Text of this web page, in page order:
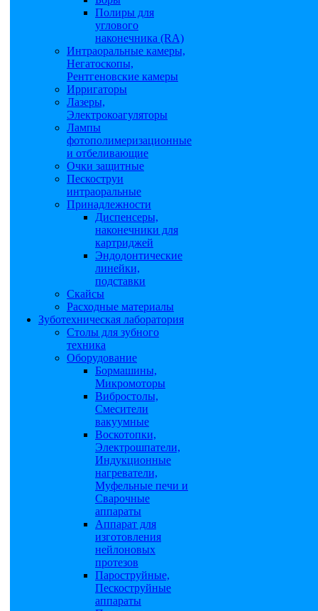
Полиры для
углового
наконечника (RA)
Интраоральные камеры,
Негатоскопы,
Рентгеновские камеры
Ирригаторы
Лазеры,
Электрокоагуляторы
Лампы
фотополимеризационные
и отбеливающие
Очки защитные
Пескоструи
интраоральные
Принадлежности
Диспенсеры,
наконечники для
картриджей
Эндодонтические
линейки,
подставки
Скайсы
Расходные материалы
Зуботехническая лаборатория
Столы для зубного
техника
Оборудование
Бормашины,
Микромоторы
Вибростолы,
Смесители
вакуумные
Воскотопки,
Электрошпатели,
Индукционные
нагреватели,
Муфельные печи и
Сварочные
аппараты
Аппарат для
изготовления
нейлоновых
протезов
Пароструйные,
Пескоструйные
аппараты